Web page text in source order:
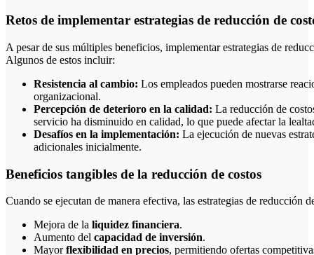
Retos de implementar estrategias de reducción de
A pesar de sus múltiples beneficios, implementar estrategias de
Algunos de estos incluir:
Resistencia al cambio: Los empleados pueden mostrarse
organizacional.
Percepción de deterioro en la calidad: La reducción de
servicio ha disminuido en calidad, lo que puede afectar la
Desafíos en la implementación: La ejecución de nuevas
adicionales inicialmente.
Beneficios tangibles de la reducción de costos
Cuando se ejecutan de manera efectiva, las estrategias de reducción
Mejora de la liquidez financiera.
Aumento del capacidad de inversión.
Mayorflexibilidad en precios, permitiendo ofertas